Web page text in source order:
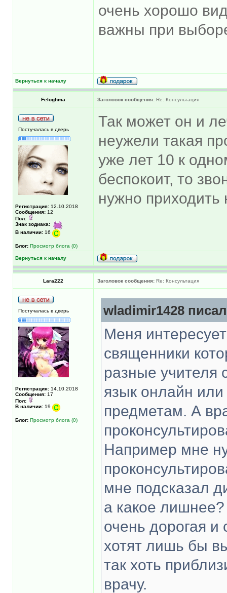
очень хорошо
важны при
Вернуться к началу
Feloghma Заголовок сообщения: Re: Консультация
Постучалась в дверь
Регистрация: 12.10.2018
Сообщения: 12
Пол:
Знак зодиака:
В наличии: 16
Блог: Просмотр блога (0)
Так может он и
неужели такая
уже лет 10 к
беспокоит, то
нужно приходить
Вернуться к началу
Lara222 Заголовок сообщения: Re: Консультация
Постучалась в дверь
Регистрация: 14.10.2018
Сообщения: 17
Пол:
В наличии: 19
Блог: Просмотр блога (0)
wladimir1428
Меня
священники
разные учителя
язык онлайн
предметам. А
Например мне
мне подсказал
а какое лишнее?
очень дорогая и
хотят лишь бы
так хоть
врачу.